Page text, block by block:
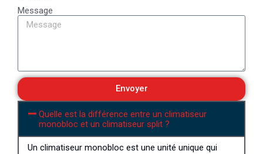
Message
Envoyer
Quelle est la différence entre un climatiseur
monobloc et un climatiseur split ?
Un climatiseur monobloc est une unité unique qui